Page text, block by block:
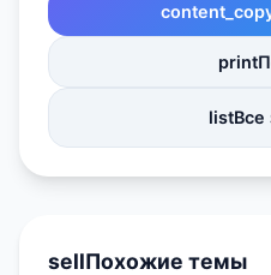
print
listВсе
sellПохожие темы